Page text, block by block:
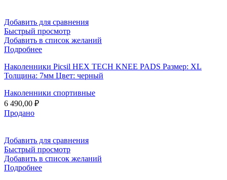
Добавить для сравнения
Быстрый просмотр
Добавить в список желаний
Подробнее
Наколенники Picsil HEX TECH KNEE PADS Размер: XL
Толщина: 7мм Цвет: черный
Наколенники спортивные
6 490,00 ₽
Продано
Добавить для сравнения
Быстрый просмотр
Добавить в список желаний
Подробнее